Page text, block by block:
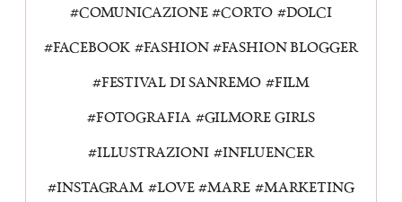
COMUNICAZIONE
CORTO
DOLCI
FACEBOOK
FASHION
FASHION BLOGGER
FESTIVAL DI SANREMO
FILM
FOTOGRAFIA
GILMORE GIRLS
ILLUSTRAZIONI
INFLUENCER
INSTAGRAM
LOVE MARE
MARKETING